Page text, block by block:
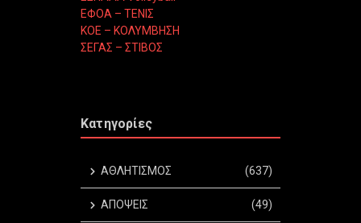
ΕΦΟΑ – ΤΕΝΙΣ
ΚΟΕ – ΚΟΛΥΜΒΗΣΗ
ΣΕΓΑΣ – ΣΤΙΒΟΣ
Κατηγορίες
ΑΘΛΗΤΙΣΜΟΣ (637)
ΑΠΟΨΕΙΣ (49)